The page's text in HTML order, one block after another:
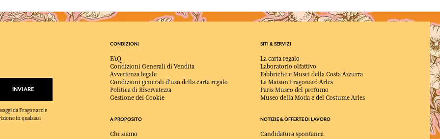
INVIARE
da Fragonard e
in qualsiasi
CONDIZIONI
FAQ
Condizioni Generali di Vendita
Avvertenza legale
Condizioni generali d'uso della carta regalo
Politica di Riservatezza
Gestione dei Cookie
SITI & SERVIZI
La carta regalo
Laboratorio olfattivo
Fabbriche e Musei della Costa Azzurra
La Maison Fragonard Arles
Paris Museo del profumo
Museo della Moda e del Costume Arles
A PROPOSITO
Chi siamo
NOTIZIE & OFFERTE DI LAVORO
Candidatura spontanea